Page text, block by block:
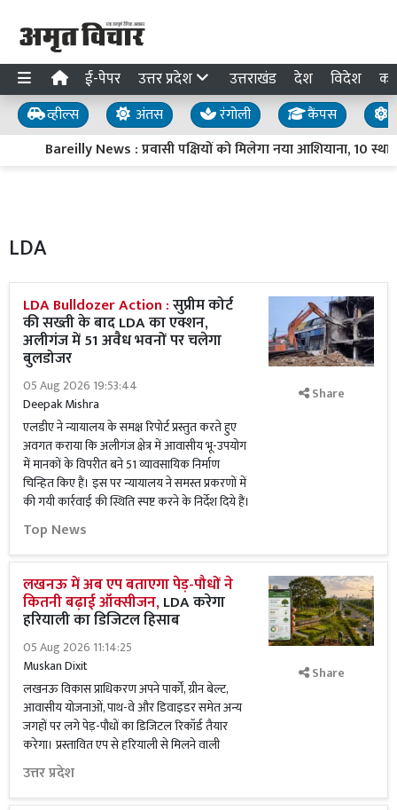
ई-पेपर उत्तर प्रदेश उत्तराखंड देश विदेश
व्हील्स अंतस रंगोली कैंपस
Bareilly News : प्रवासी पक्षियों को मिलेगा नया आशियाना, 10
LDA
LDA Bulldozer Action :सुप्रीम कोर्ट
की सख्ती के बाद LDA का एक्शन,
अलीगंज में 51 अवैध भवनों पर चलेगा
बुलडोजर
05 Aug 2026 19:53:44
Deepak Mishra
एलडीए ने न्यायालय के समक्ष रिपोर्ट प्रस्तुत करते हुए
अवगत कराया कि अलीगंज क्षेत्र में आवासीय भू-उपयोग
में मानकों के विपरीत बने 51 व्यावसायिक निर्माण
चिन्हित किए हैं। इस पर न्यायालय ने समस्त प्रकरणों में
की गयी कार्रवाई की स्थिति स्पष्ट करने के निर्देश दिये हैं।
Top News
Share
लखनऊ में अब एप बताएगा पेड़-पौधों ने
कितनी बढ़ाई ऑक्सीजन, LDA करेगा
हरियाली का डिजिटल हिसाब
05 Aug 2026 11:14:25
Muskan Dixit
लखनऊ विकास प्राधिकरण अपने पार्कों, ग्रीन बेल्ट,
आवासीय योजनाओं, पाथ-वे और डिवाइडर समेत अन्य
जगहों पर लगे पेड़-पौधों का डिजिटल रिकॉर्ड तैयार
करेगा। प्रस्तावित एप से हरियाली से मिलने वाली
उत्तर प्रदेश
Share